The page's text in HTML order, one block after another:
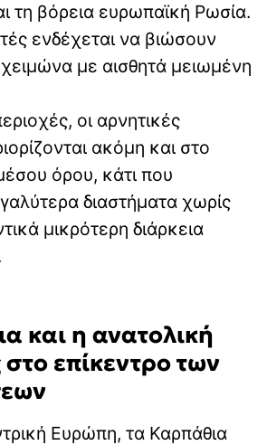
τη βόρεια ευρωπαϊκή Ρωσία.
ενδέχεται να βιώσουν
με αισθητά μειωμένη
οι αρνητικές
ακόμη και στο
όρου, κάτι που
διαστήματα χωρίς
μικρότερη διάρκεια
και η ανατολική
επίκεντρο των
Ευρώπη, τα Καρπάθια